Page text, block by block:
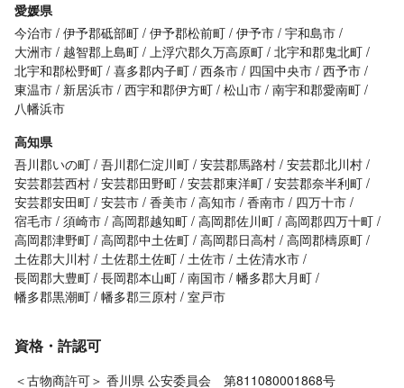
愛媛県
今治市 伊予郡砥部町 伊予郡松前町 伊予市 宇和島市
大洲市
越智郡上島町 上浮穴郡久万高原町 北宇和郡鬼北町
北宇和郡松野町 喜多郡内子町 西条市 四国中央市 西予市
東温市
新居浜市 西宇和郡伊方町 松山市 南宇和郡愛南町
八幡浜市
高知県
吾川郡いの町 吾川郡仁淀川町 安芸郡馬路村 安芸郡北川村
安芸郡芸西村 安芸郡田野町 安芸郡東洋町 安芸郡奈半利町
安芸郡安田町 安芸市 香美市 高知市 香南市
四万十市
宿毛市 須崎市 高岡郡越知町 高岡郡佐川町 高岡郡四万十町
高岡郡津野町 高岡郡中土佐町 高岡郡日高村 高岡郡檮原町
土佐郡大川村 土佐郡土佐町 土佐市 土佐清水市
長岡郡大豊町 長岡郡本山町 南国市 幡多郡大月町
幡多郡黒潮町 幡多郡三原村 室戸市
資格・許認可
＜古物商許可＞ 香川県 公安委員会 第811080001868号